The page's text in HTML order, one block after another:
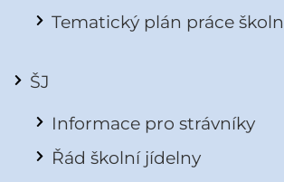
Tematický plán práce
ŠJ
Informace pro strávníky
Řád školní jídelny